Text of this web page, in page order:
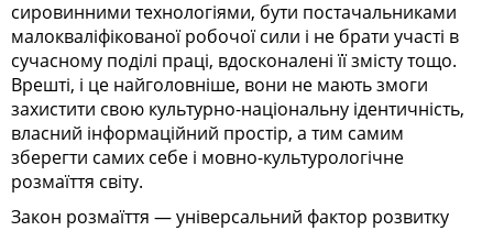
сировинними технологіями, бути постачальниками
малокваліфікованої робочої сили і не брати участі в
сучасному поділі праці, вдосконалені її змісту тощо.
Врешті, і це найголовніше, вони не мають змоги
захистити свою культурно-національну ідентичність,
власний інформаційний простір, а тим самим
зберегти самих себе і мовно-культурологічне
розмаїття світу.
Закон розмаїття — універсальний фактор розвитку